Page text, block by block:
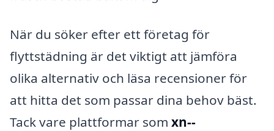
När du söker efter ett företag för
flyttstädning är det viktigt att jämföra
olika alternativ och läsa recensioner för
att hitta det som passar dina behov bäst.
Tack vare plattformar som xn--